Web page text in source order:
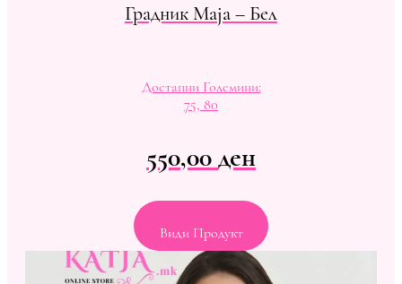
Градник Maja – Бел
Достапни Големини:
75, 80
550,00ден
Види Продукт